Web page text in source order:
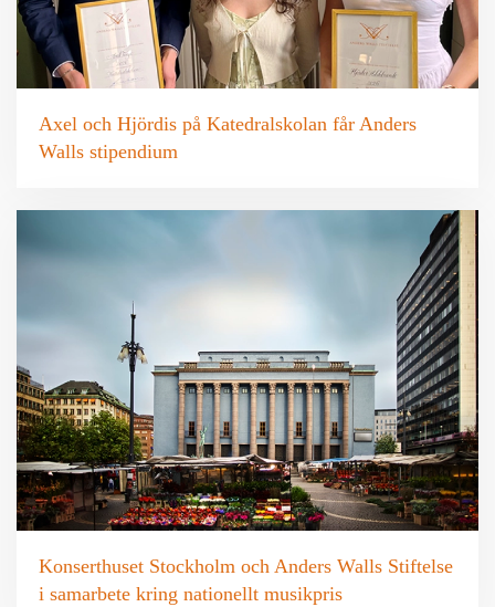
Axel och Hjördis på Katedralskolan får Anders
Walls stipendium
Konserthuset Stockholm och Anders Walls Stiftelse
i samarbete kring nationellt musikpris